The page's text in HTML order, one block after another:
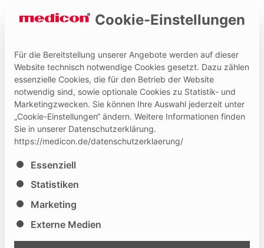
Hilfe und Kontakt Medicon Extranet
Cookie-Einstellungen
Für die Bereitstellung unserer Angebote werden auf dieser
Website technisch notwendige Cookies gesetzt. Dazu zählen
essenzielle Cookies, die für den Betrieb der Website
notwendig sind, sowie optionale Cookies zu Statistik- und
Marketingzwecken. Sie können Ihre Auswahl jederzeit unter
„Cookie-Einstellungen“ ändern. Weitere Informationen finden
Sie in unserer Datenschutzerklärung.
https://medicon.de/datenschutzerklaerung/
Es folgt eine Liste der Service-Gruppen, für die eine
Essenziell
Statistiken
Marketing
Externe Medien